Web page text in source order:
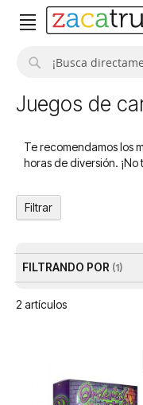
Juegos de
Te recomendamos los
horas de diversión. ¡No
2 artículos
Filtrar
FILTRANDO POR